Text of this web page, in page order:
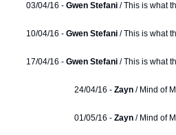
03/04/16 - Gwen Stefani / This is what
10/04/16 - Gwen Stefani / This is what
17/04/16 - Gwen Stefani / This is what
24/04/16 - Zayn / Mind of
01/05/16 - Zayn / Mind of